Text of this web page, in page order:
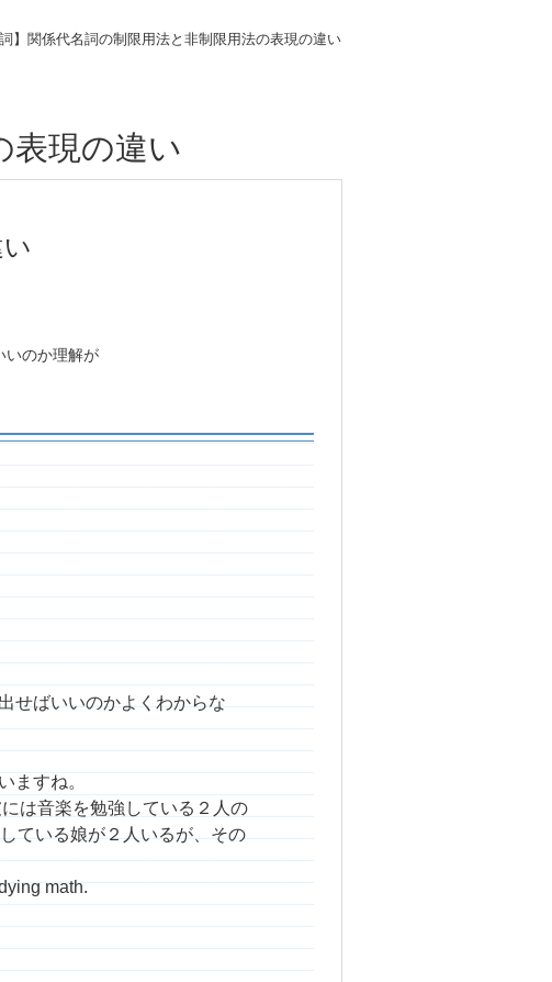
詞】関係代名詞の制限用法と非制限用法の表現の違い
表現の違い
いのか理解が
せばいいのかよくわからな
ますね。
は音楽を勉強している２人の
ている娘が２人いるが、その
math.